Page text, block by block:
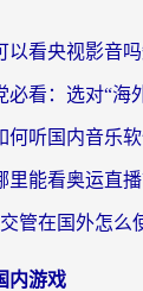
内游戏